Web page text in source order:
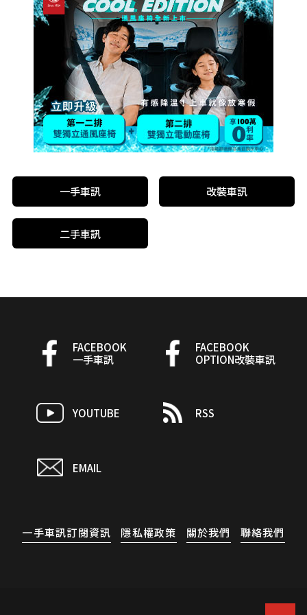
一手車訊 改裝車訊
二手車訊
FACEBOOK
一手車訊
FACEBOOK
OPTION改裝車訊
YOUTUBE RSS
EMAIL
一手車訊訂閱資訊 隱私權政策 關於我們 聯絡我們